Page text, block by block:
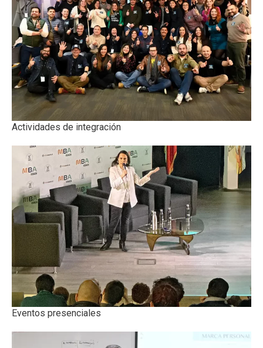
Actividades de integración
Eventos presenciales